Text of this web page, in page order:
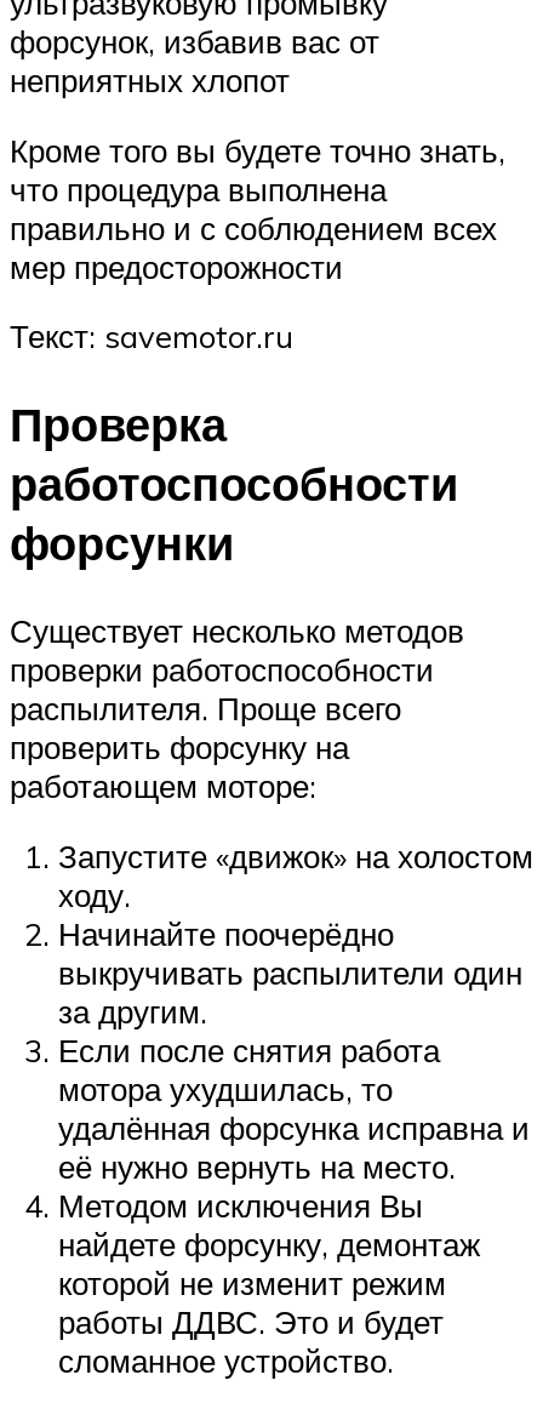
форсунок, избавив вас от
неприятных хлопот
Кроме того вы будете точно знать,
что процедура выполнена
правильно и с соблюдением всех
мер предосторожности
Текст: savemotor.ru
Проверка
работоспособности
форсунки
Существует несколько методов
проверки работоспособности
распылителя. Проще всего
проверить форсунку на
работающем моторе:
Запустите «движок» на холостом
ходу.
Начинайте поочерёдно
выкручивать распылители один
за другим.
Если после снятия работа
мотора ухудшилась, то
удалённая форсунка исправна и
её нужно вернуть на место.
Методом исключения Вы
найдете форсунку, демонтаж
которой не изменит режим
работы ДДВС. Это и будет
сломанное устройство.